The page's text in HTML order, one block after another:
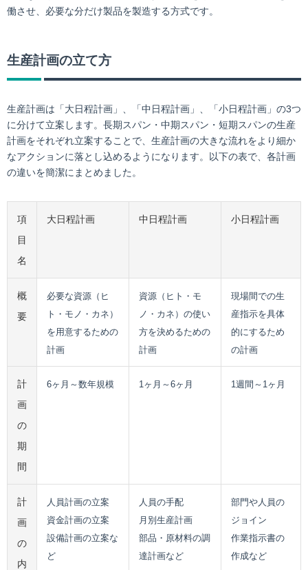
働させ、必要な分だけ製品を製造する方式です。
生産計画の立て方
生産計画は「大日程計画」、「中日程計画」、「小日程計画」の3つ
に分けて立案します。長期スパン・中期スパン・短期スパンの生産
計画をそれぞれ立案することで、生産計画の大きな流れをより細か
なアクションに落とし込めるようになります。以下の表で、各計画
の違いを簡潔にまとめました。
項
目
名
大日程計画 中日程計画 小日程計画
概
要
必要な資源（ヒ
ト・モノ・カネ）
を用意するための
計画
資源（ヒト・モ
ノ・カネ）の使い
方を決めるための
計画
現場間での生
産指示を具体
的にするため
の計画
計
画
の
期
間
6ヶ月～数年規模 1ヶ月～6ヶ月 1週間～1ヶ月
計
画
の
内
人員計画の立案
資金計画の立案
設備計画の立案な
ど
人員の手配
月別生産計画
部品・原材料の調
達計画など
部門や人員の
ジョイン
作業指示書の
作成など